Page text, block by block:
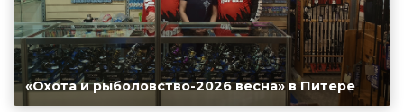
«Охота и рыболовство-2026 весна» в Питере